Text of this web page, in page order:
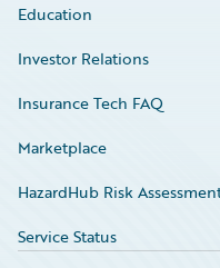
Education
Investor Relations
Insurance Tech FAQ
Marketplace
HazardHub Risk
Service Status